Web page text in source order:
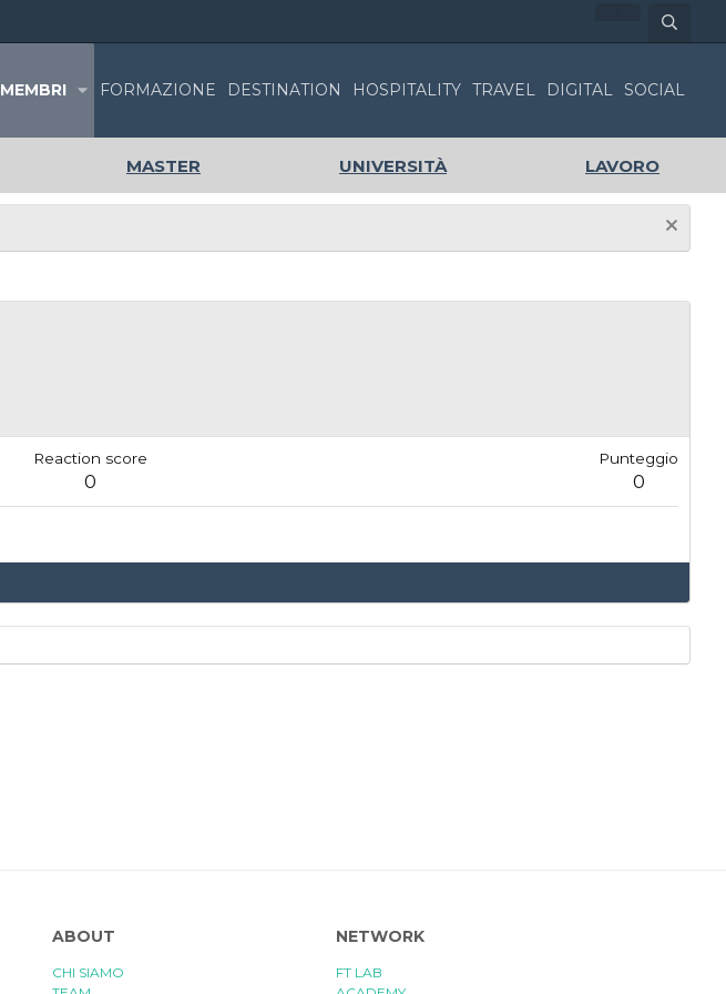
MEMBRI FORMAZIONE DESTINATION HOSPITALITY TRAVEL DIGITAL SOCIAL
MASTER UNIVERSITÀ LAVORO
Reaction score
0
Punteggio
0
ABOUT
CHI SIAMO
NETWORK
FT LAB